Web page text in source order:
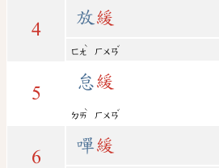
4
放 緩
ㄈㄤ
ˋ
ㄏㄨㄢ
ˇ
5
怠緩
ㄉㄞ
ˋ
ㄏㄨㄢ
ˇ
6
嘽緩